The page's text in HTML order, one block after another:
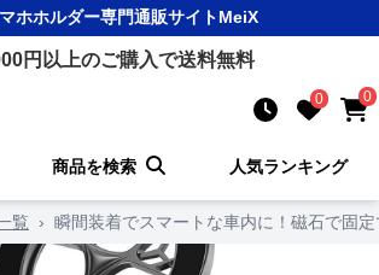
ホホルダー専門通販サイトMeiX
円以上のご購入で送料無料
0 0
商品を検索 人気ランキング
覧 › 瞬間装着でスマートな車内に！磁石で固